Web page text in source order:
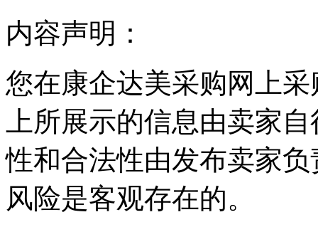
内容声明：
您在康企达美采购网上
上所展示的信息由卖家
性和合法性由发布卖家
风险是客观存在的。